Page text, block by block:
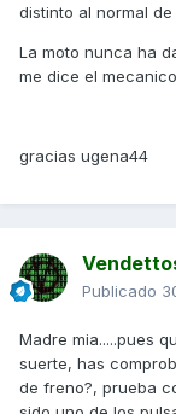
distinto al normal de
La moto nunca ha
me dice el
gracias ugena44
Publicado
Madre mia.....pues
suerte, has
de freno?, prueba